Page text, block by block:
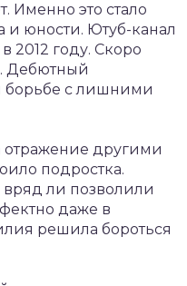
Именно это стало
и юности. Ютуб-канал
2012 году. Скоро
Дебютный
борьбе с лишними
отражение другими
подростка.
ли позволили
даже в
решила бороться